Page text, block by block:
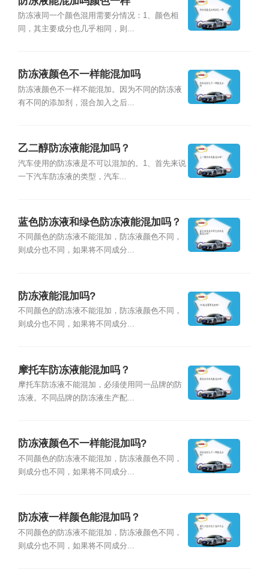
防冻液同一个颜色混用需要分情况：1、颜色相
同，其主要成分也几乎相同，则...
防冻液颜色不一样能混加吗
防冻液颜色不一样不能混加。因为不同的防冻液
有不同的添加剂，混合加入之后...
乙二醇防冻液能混加吗？
汽车使用的防冻液是不可以混加的。1、首先来说
一下汽车防冻液的类型，汽车...
蓝色防冻液和绿色防冻液能混加吗？
不同颜色的防冻液不能混加，防冻液颜色不同，
则成分也不同，如果将不同成分...
防冻液能混加吗?
不同颜色的防冻液不能混加，防冻液颜色不同，
则成分也不同，如果将不同成分...
摩托车防冻液能混加吗？
摩托车防冻液不能混加，必须使用同一品牌的防
冻液。不同品牌的防冻液生产配...
防冻液颜色不一样能混加吗?
不同颜色的防冻液不能混加，防冻液颜色不同，
则成分也不同，如果将不同成分...
防冻液一样颜色能混加吗？
不同颜色的防冻液不能混加，防冻液颜色不同，
则成分也不同，如果将不同成分...